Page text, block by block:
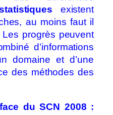
existent
au moins faut il
progrès peuvent
d’informations
domaine et d’une
des méthodes des
du SCN 2008 :